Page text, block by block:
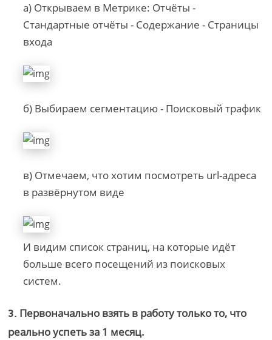
а) Открываем в Метрике: Отчёты -
Стандартные отчёты - Содержание - Страницы
входа
б) Выбираем сегментацию - Поисковый трафик
в) Отмечаем, что хотим посмотреть url-адреса
в развёрнутом виде
И видим список страниц, на которые идёт
больше всего посещений из поисковых
систем.
3. Первоначально взять в работу только то, что
реально успеть за 1 месяц.